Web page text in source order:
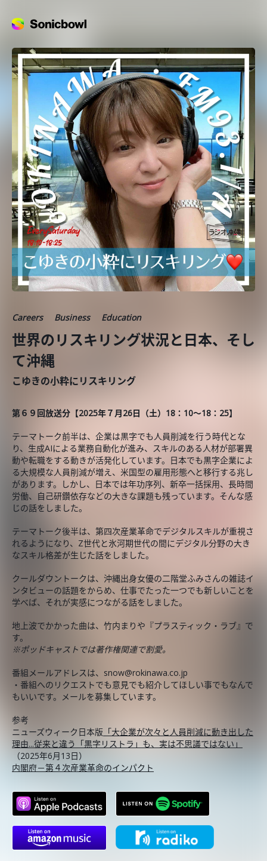
Careers Business Education
世界のリスキリング状況と日本、そし
て沖縄
こゆきの小粋にリスキリング
第６９回放送分【2025年７月26日（土）18：10～18：25】
テーマトーク前半は、企業は黒字でも人員削減を行う時代とな
り、生成AIによる業務自動化が進み、スキルのある人材が部署異
動や転職をする動きが活発化しています。日本でも黒字企業によ
る大規模な人員削減が増え、米国型の雇用形態へと移行する兆し
があります。しかし、日本では年功序列、新卒一括採用、長時間
労働、自己研鑽依存などの大きな課題も残っています。そんな感
じの話をしました。
テーマトーク後半は、第四次産業革命でデジタルスキルが重視さ
れるようになり、Z世代と氷河期世代の間にデジタル分野の大き
なスキル格差が生じた話をしました。
クールダウントークは、沖縄出身女優の二階堂ふみさんの雑誌イ
ンタビューの話題をからめ、仕事でたった一つでも新しいことを
学べば、それが実感につながる話をしました。
地上波でかかった曲は、竹内まりや『プラスティック・ラブ』で
す。
※ポッドキャストでは著作権関連で割愛。
番組メールアドレスは、snow@rokinawa.co.jp
・番組へのリクエストでも意見でも紹介してほしい事でもなんで
もいいです。メールを募集しています。
参考
ニューズウィーク日本版 「大企業が次々と人員削減に動き出した
理由...従来と違う「黒字リストラ」も、実は不思議ではない」
（2025年6月13日）
内閣府－第４次産業革命のインパクト